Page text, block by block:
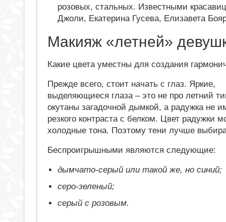
розовых, стальных. Известными
Джоли, Екатерина Гусева, Елизавета
Макияж «летней»
Какие цвета уместны для создания
Прежде всего, стоит начать с глаз. Яркие,
выделяющиеся глаза – это не про летний
окутаны загадочной дымкой, а радужка не
резкого контраста с белком. Цвет
холодные тона. Поэтому тени лучше
Беспроигрышными являются следующие:
дымчато-серый или такой же, но синий;
серо-зеленый;
серый с розовым.